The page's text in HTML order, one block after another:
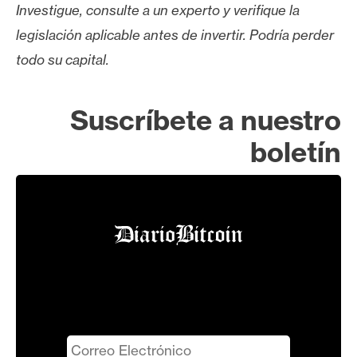
Investigue, consulte a un experto y verifique la
legislación aplicable antes de invertir. Podría perder
todo su capital.
Suscríbete a nuestro
boletín